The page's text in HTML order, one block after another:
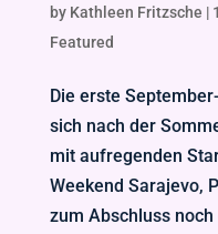
by Kathleen Fritzsche |
Featured
Die erste
sich nach der
mit aufregenden
Weekend Sarajevo,
zum Abschluss